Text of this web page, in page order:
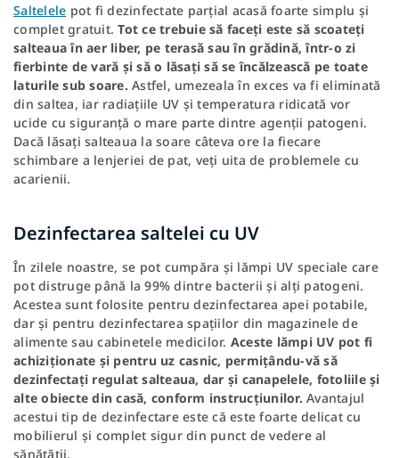
Saltelele pot fi dezinfectate parțial acasă foarte simplu și
complet gratuit.Tot ce trebuie să faceți este să scoateți
salteaua în aer liber, pe terasă sau în grădină, într-o zi
fierbinte de vară și să o lăsați să se încălzească pe toate
laturile sub soare. Astfel, umezeala în exces va fi eliminată
din saltea, iar radiațiile UV și temperatura ridicată vor
ucide cu siguranță o mare parte dintre agenții patogeni.
Dacă lăsați salteaua la soare câteva ore la fiecare
schimbare a lenjeriei de pat, veți uita de problemele cu
acarienii.
Dezinfectarea saltelei cu UV
În zilele noastre, se pot cumpăra și lămpi UV speciale care
pot distruge până la 99% dintre bacterii și alți patogeni.
Acestea sunt folosite pentru dezinfectarea apei potabile,
dar și pentru dezinfectarea spațiilor din magazinele de
alimente sau cabinetele medicilor. Aceste lămpi UV pot fi
achiziționate și pentru uz casnic, permițându-vă să
dezinfectați regulat salteaua, dar și canapelele, fotoliile și
alte obiecte din casă, conform instrucțiunilor. Avantajul
acestui tip de dezinfectare este că este foarte delicat cu
mobilierul și complet sigur din punct de vedere al
sănătății.